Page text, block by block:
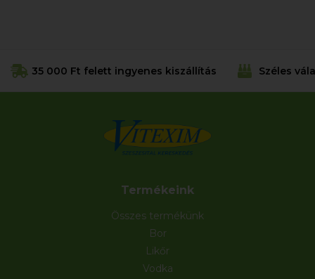
35 000 Ft felett ingyenes kiszállítás Széles
Termékeink
Összes termékünk
Bor
Likőr
Vodka